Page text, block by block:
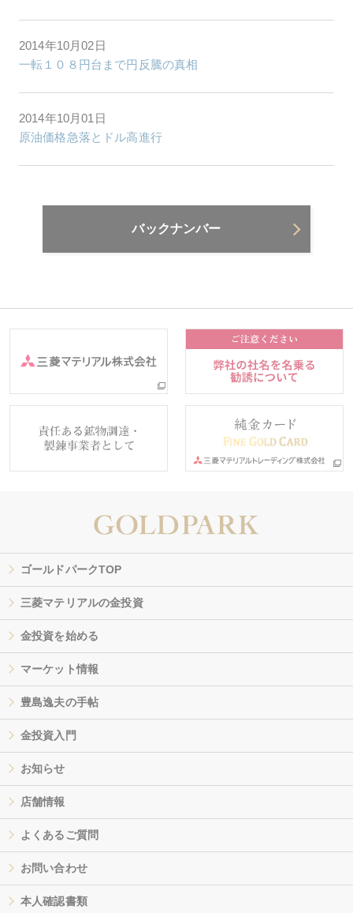
2014年10月02日
一転１０８円台まで円反騰の真相
2014年10月01日
原油価格急落とドル高進行
バックナンバー
ゴールドパークTOP
三菱マテリアルの金投資
金投資を始める
マーケット情報
豊島逸夫の手帖
金投資入門
お知らせ
店舗情報
よくあるご質問
お問い合わせ
本人確認書類